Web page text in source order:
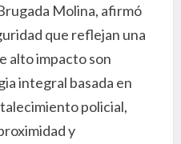
Molina, afirmó
que reflejan una
alto impacto son
integral basada en
policial,
y